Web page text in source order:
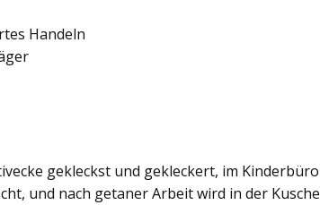
Handeln
gekleckst und gekleckert, im
und nach getaner Arbeit wird in der